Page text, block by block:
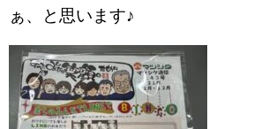
ぁ、と思います♪